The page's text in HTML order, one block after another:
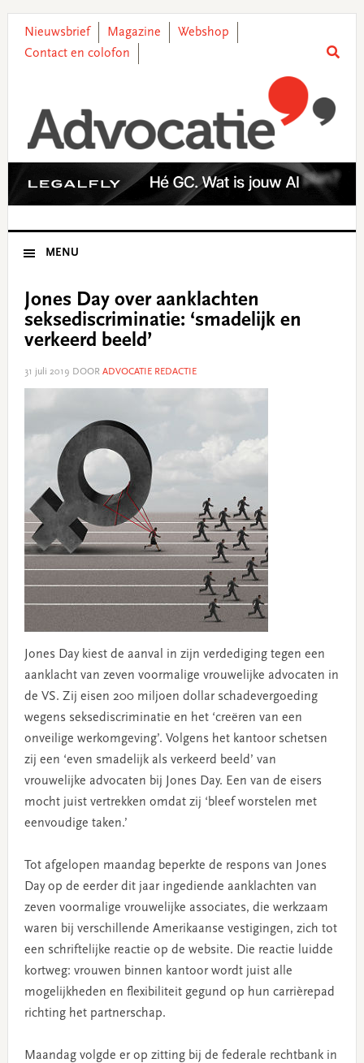
primary
main
primary
footer
Nieuwsbrief Magazine
Webshop
Contact en colofon
MENU
Jones Day over aanklachten
seksediscriminatie: ‘smadelijk en
verkeerd beeld’
31 juli 2019 DOOR ADVOCATIE REDACTIE
Jones Day kiest de aanval in zijn verdediging tegen een
aanklacht van zeven voormalige vrouwelijke advocaten in
de VS. Zij eisen 200 miljoen dollar schadevergoeding
wegens seksediscriminatie en het ‘creëren van een
onveilige werkomgeving’. Volgens het kantoor schetsen
zij een ‘even smadelijk als verkeerd beeld’ van
vrouwelijke advocaten bij Jones Day. Een van de eisers
mocht juist vertrekken omdat zij ‘bleef worstelen met
eenvoudige taken.’
Tot afgelopen maandag beperkte de respons van Jones
Day op de eerder dit jaar ingediende aanklachten van
zeven voormalige vrouwelijke associates, die werkzaam
waren bij verschillende Amerikaanse vestigingen, zich tot
een schriftelijke reactie op de website. Die reactie luidde
kortweg: vrouwen binnen kantoor wordt juist alle
mogelijkheden en flexibiliteit gegund op hun carrièrepad
richting het partnerschap.
Maandag volgde er op zitting bij de federale rechtbank in